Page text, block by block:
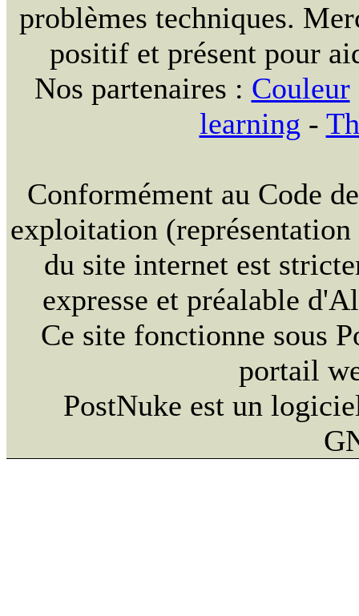
problèmes techniques.
positif et présent pour
Nos partenaires : Couleur
learning -
Conformément au Code
exploitation
du site internet est
expresse et préalable
Ce site fonctionne sous
portail
PostNuke est un